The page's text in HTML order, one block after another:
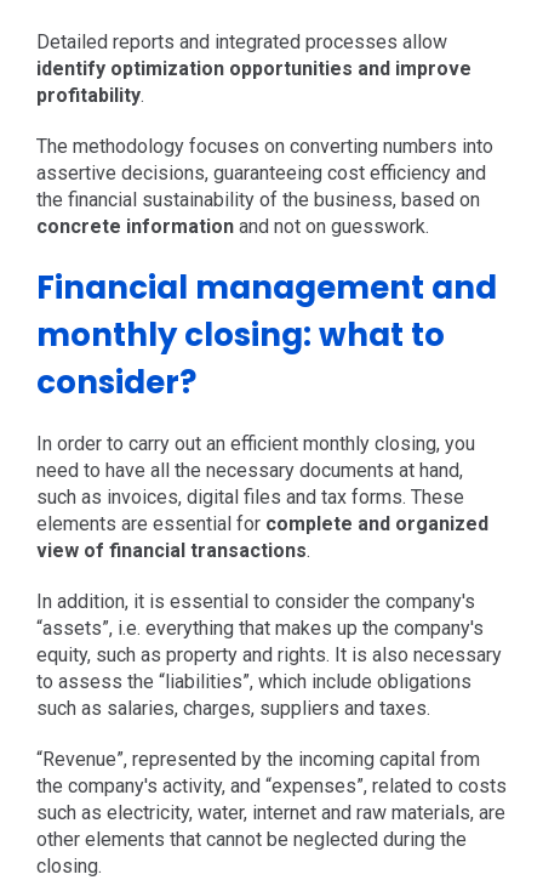
Detailed reports and integrated processes allow
identify optimization opportunities and improve
profitability.
The methodology focuses on converting numbers into
assertive decisions, guaranteeing cost efficiency and
the financial sustainability of the business, based on
concrete informationand not on guesswork.
Financial management and
monthly closing: what to
consider?
In order to carry out an efficient monthly closing, you
need to have all the necessary documents at hand,
such as invoices, digital files and tax forms. These
elements are essential for complete and organized
view of financial transactions.
In addition, it is essential to consider the company's
“assets”, i.e. everything that makes up the company's
equity, such as property and rights. It is also necessary
to assess the “liabilities”, which include obligations
such as salaries, charges, suppliers and taxes.
“Revenue”, represented by the incoming capital from
the company's activity, and “expenses”, related to costs
such as electricity, water, internet and raw materials, are
other elements that cannot be neglected during the
closing.